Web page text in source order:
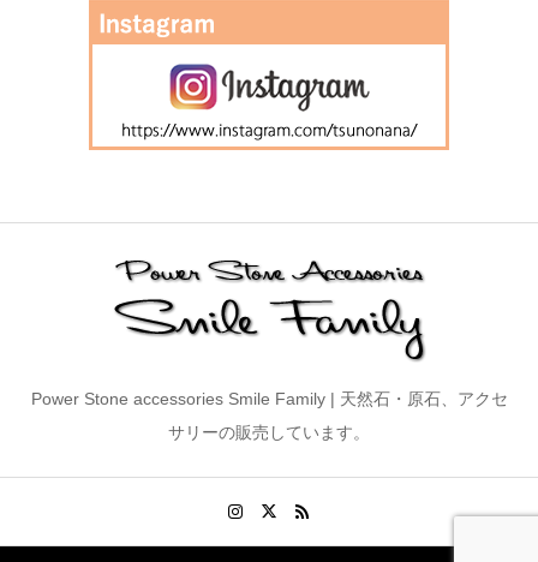
Power Stone accessories Smile Family | 天然石・原石、アクセ
サリーの販売しています。